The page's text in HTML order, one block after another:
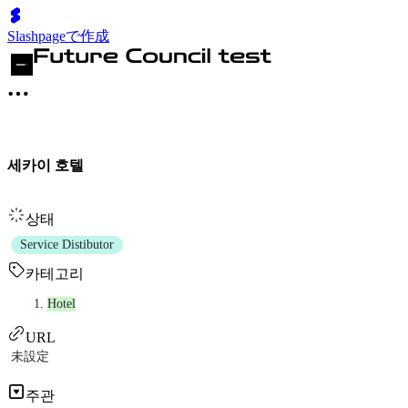
Slashpageで作成
세카이 호텔
상태
Service Distibutor
카테고리
Hotel
URL
未設定
주관